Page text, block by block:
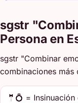
sgstr
Persona en
sgstr "Combinar
combinaciones más
🤵💍 =